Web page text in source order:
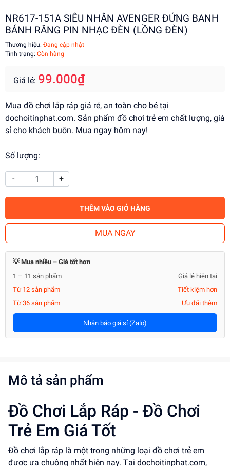
NR617-151A SIÊU NHÂN AVENGER ĐỨNG BANH
BÁNH RĂNG PIN NHẠC ĐÈN (LỒNG ĐÈN)
Thương hiệu: Đang cập nhật
Tình trạng: Còn hàng
Giá lẻ: 99.000₫
Mua đồ chơi lắp ráp giá rẻ, an toàn cho bé tại
dochoitinphat.com. Sản phẩm đồ chơi trẻ em chất lượng, giá
sỉ cho khách buôn. Mua ngay hôm nay!
Số lượng:
- +
THÊM VÀO GIỎ HÀNG
MUA NGAY
💡 Mua nhiều – Giá tốt hơn
1 – 11 sản phẩm
Giá lẻ hiện tại
Từ 12 sản phẩm
Tiết kiệm hơn
Từ 36 sản phẩm
Ưu đãi thêm
Nhận báo giá sỉ (Zalo)
Mô tả sản phẩm
Đồ Chơi Lắp Ráp - Đồ Chơi
Trẻ Em Giá Tốt
Đồ chơi lắp ráp là một trong những loại đồ chơi trẻ em
được ưa chuộng nhất hiện nay. Tại dochoitinphat.com,